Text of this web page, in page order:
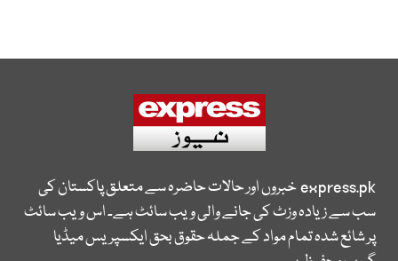
express.pkخبروں اور حالات حاضرہ سے متعلق پاکستان کی
سب سے زیادہ وزٹ کی جانے والی ویب سائٹ ہے۔ اس ویب سائٹ
پر شائع شدہ تمام مواد کے جملہ حقوق بحق ایکسپریس میڈیا